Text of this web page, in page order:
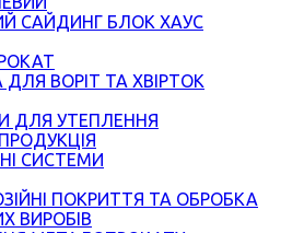
САЙДИНГ БЛОК ХАУС
ДЛЯ ВОРІТ ТА ХВІРТОК
ДЛЯ УТЕПЛЕННЯ
СИСТЕМИ
ПОКРИТТЯ ТА ОБРОБКА
ВИРОБІВ